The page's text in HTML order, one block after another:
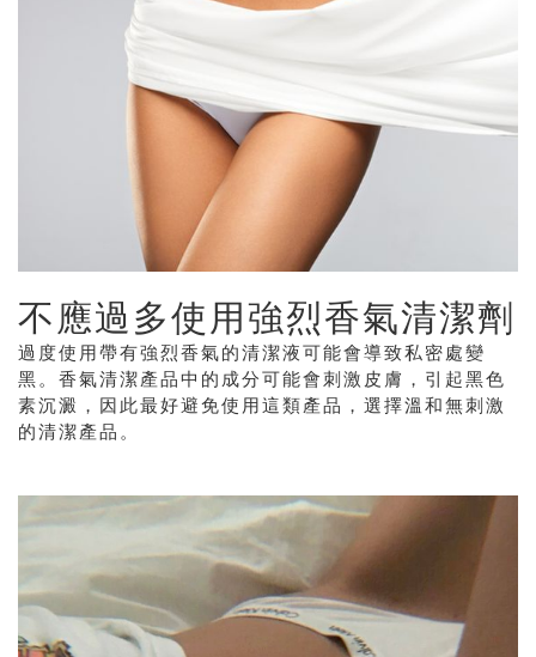
不應過多使用強烈香氣清潔劑
過度使用帶有強烈香氣的清潔液可能會導致私密處變
黑。香氣清潔產品中的成分可能會刺激皮膚，引起黑色
素沉澱，因此最好避免使用這類產品，選擇溫和無刺激
的清潔產品。